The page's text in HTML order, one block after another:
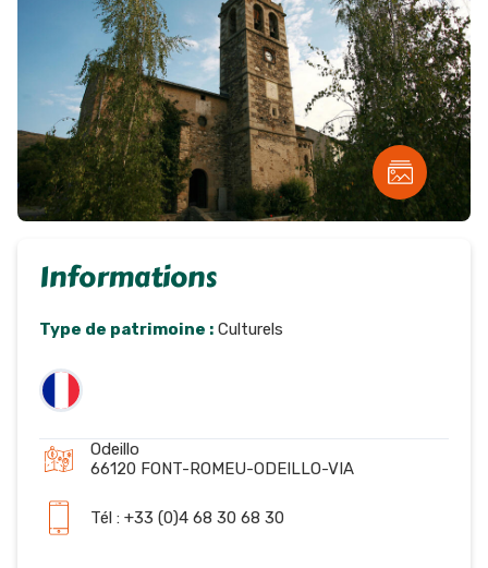
Informations
Type de patrimoine : Culturels
Odeillo
66120 FONT-ROMEU-ODEILLO-VIA
Tél : +33 (0)4 68 30 68 30